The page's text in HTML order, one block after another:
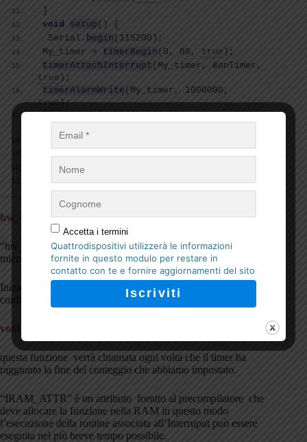
}
void
setup ()
{
Serial. begin ( 115200 ) ;
My_timer = timerBegin ( 0, 80, true ) ;
timerAttachInterrupt (
true ) ;
timerAlarmWrite (
true);
timerAlarmEnable(My_timer); //abilitiamo
void loop
hw_timer_t *My_timer = NULL;
“hw_timer_t” è un tipo di dati definito nella libreria per il
microcontrollore ESP32, del timer hardware integrato.
Inizializzare un puntatore con NULL, perché non è
configurato e inizializzato e verrà eseguito successivamente.
void IRAM_ATTR onTimer()
questa funzione verrà chiamata ogni volta che il timer ha
raggiunto la fine del conteggio che abbiamo impostato.
“IRAM_ATTR” è un attributo fornito al precompilatore che
deve allocare la funzione nella RAM in questo modo
l’esecuzione della routine associata all’Interruput può essere
eseguita nel più breve tempo possibile.
Accetta i termini
Quattrodispositivi utilizzerà le informazioni
fornite in questo modulo per restare in
contatto con te e fornire aggiornamenti del sito